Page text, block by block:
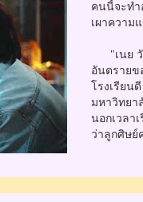
คนนี้จะทำ
เผาความ
"เนย วัด
อันตรายข
โรงเรียน
มหาวิทยา
นอกเวลา
ว่าลูกศิษย์